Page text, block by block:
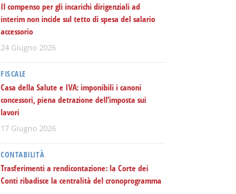
Il compenso per gli incarichi dirigenziali ad
interim non incide sul tetto di spesa del salario
accessorio
24 Giugno 2026
FISCALE
Casa della Salute e IVA: imponibili i canoni
concessori, piena detrazione dell’imposta sui
lavori
17 Giugno 2026
CONTABILITÀ
Trasferimenti a rendicontazione: la Corte dei
Conti ribadisce la centralità del cronoprogramma